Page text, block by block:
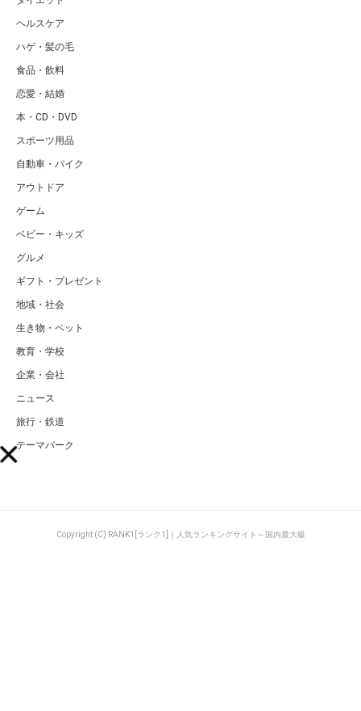
ヘルスケア
ハゲ・髪の毛
食品・飲料
恋愛・結婚
本・CD・DVD
スポーツ用品
自動車・バイク
アウトドア
ゲーム
ベビー・キッズ
グルメ
ギフト・プレゼント
地域・社会
生き物・ペット
教育・学校
企業・会社
ニュース
旅行・鉄道
テーマパーク
Copyright (C) RANK1[ランク1]｜人気ランキングサイト～国内最大級